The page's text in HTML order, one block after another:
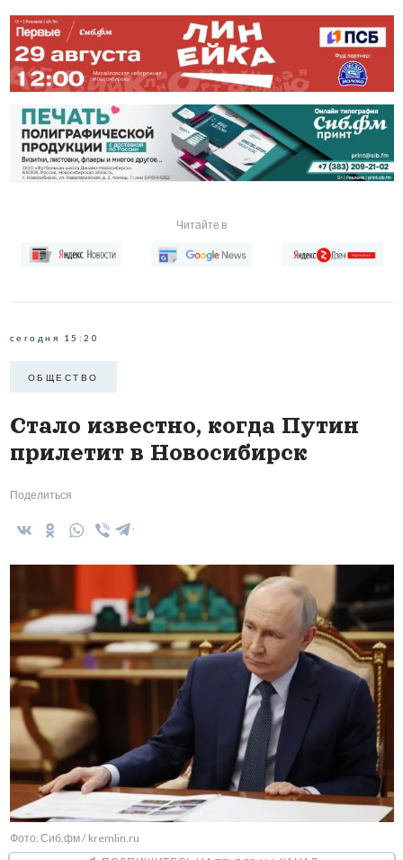
Читайте в
сегодня 15:20
ОБЩЕСТВО
Стало известно, когда Путин
прилетит в Новосибирск
Поделиться
Фото: Сиб.фм / kremlin.ru